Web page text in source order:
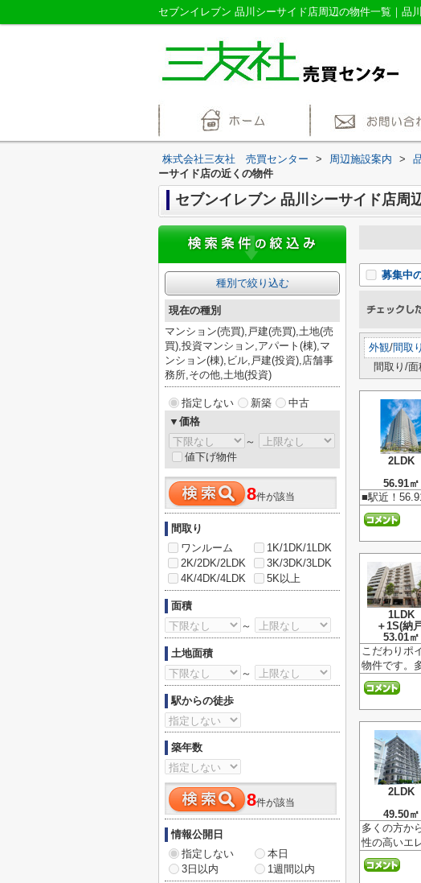
株式会社三友社 売買センター > 周辺施設案内 >
ーサイド店の近くの物件
セブンイレブン 品川シーサイド店周
募集中
外観/間取
間取り/面
2LDK
56.91㎡
■駅近！
1LDK
＋1S(納
53.01㎡
こだわりポ
物件です。
2LDK
49.50㎡
多くの方か
性の高いエ
種別で絞り込む
現在の種別
マンション(売買),戸建(売買),土地(売
買),投資マンション,アパート(棟),マ
ンション(棟),ビル,戸建(投資),店舗事
務所,その他,土地(投資)
指定しない 新築
中古
▼価格
～
値下げ物件
8件が該当
間取り
ワンルーム
1K/1DK/1LDK
2K/2DK/2LDK
3K/3DK/3LDK
4K/4DK/4LDK
5K以上
面積
～
土地面積
～
駅からの徒歩
築年数
8件が該当
情報公開日
指定しない
本日
3日以内
1週間以内